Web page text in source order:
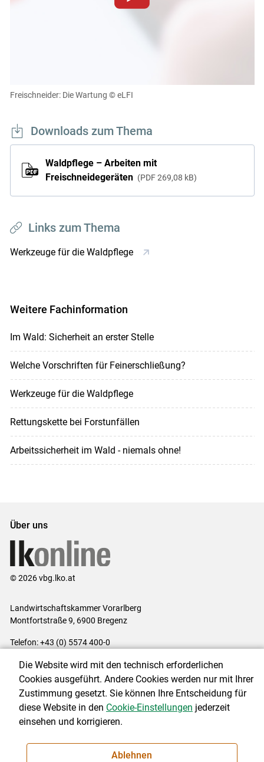
einsehen und korrigieren
Akzeptieren
Freischneider: Die Wartung © eLFI
Downloads zum Thema
Waldpflege – Arbeiten mit
Freischneidegeräten
PDF 269,08 kB
Links zum Thema
Werkzeuge für die Waldpflege
Weitere Fachinformation
Im Wald: Sicherheit an erster Stelle
Welche Vorschriften für Feinerschließung?
Werkzeuge für die Waldpflege
Rettungskette bei Forstunfällen
Arbeitssicherheit im Wald - niemals ohne!
Über uns
© 2026 vbg.lko.at
Landwirtschaftskammer Vorarlberg
Montfortstraße 9, 6900 Bregenz
Telefon: +43 (0) 5574 400-0
Impressum|Kontakt|Datenschutzerklärung|Barrierefreiheit|
Cookie-Einstellungen
NEWSLETTER
Die Website wird mit den technisch erforderlichen
Cookies ausgeführt. Andere Cookies werden nur mit Ihrer
Zustimmung gesetzt. Sie können Ihre Entscheidung für
diese Website in den Cookie-Einstellungen jederzeit
einsehen und korrigieren.
Ablehnen